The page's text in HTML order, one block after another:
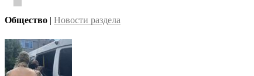
Общество | Новости раздела